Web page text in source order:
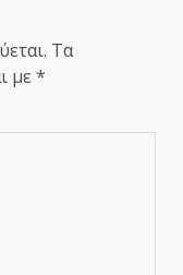
Τα
με *